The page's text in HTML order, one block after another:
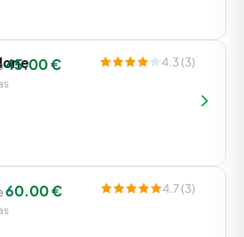
45.00 € 4.3 (3)
60.00 € 4.7 (3)